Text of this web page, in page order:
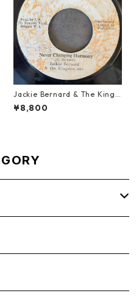
Jackie Bernard & The Kings
tonians - Never Changing H
armony【7-21948】
¥8,800